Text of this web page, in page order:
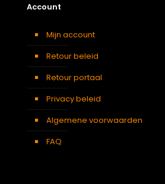
Account
Mijn account
Retour beleid
Retour portaal
Privacy beleid
Algemene voorwaarden
FAQ